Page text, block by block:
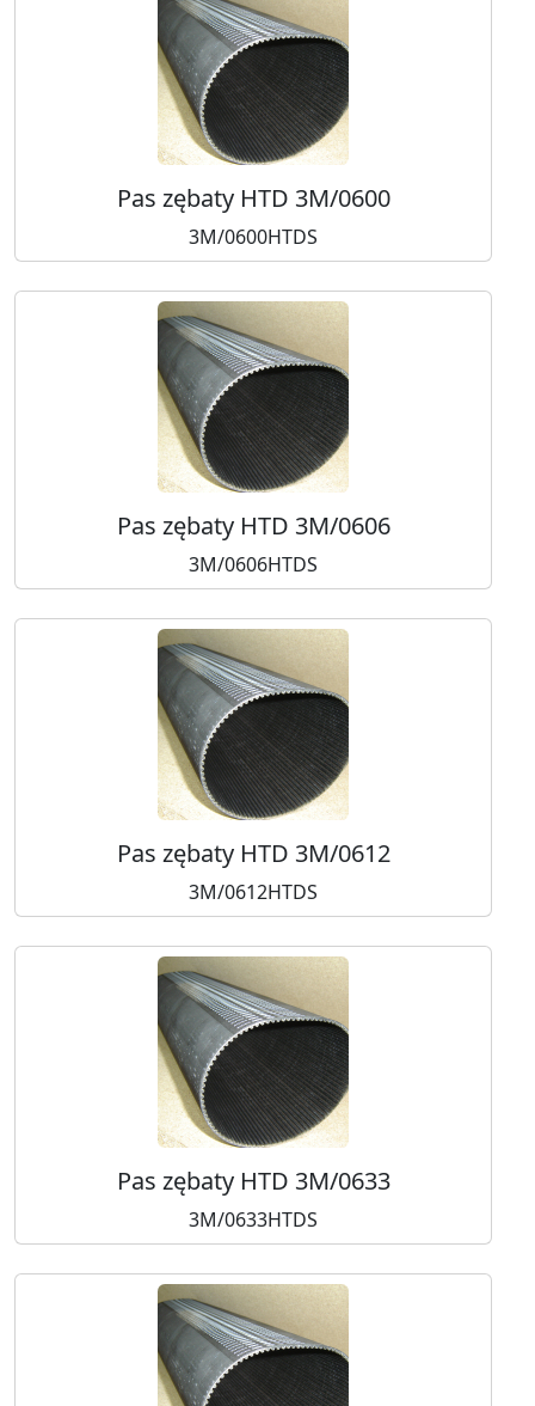
Pas zębaty HTD 3M/0600
3M/0600HTDS
Pas zębaty HTD 3M/0606
3M/0606HTDS
Pas zębaty HTD 3M/0612
3M/0612HTDS
Pas zębaty HTD 3M/0633
3M/0633HTDS